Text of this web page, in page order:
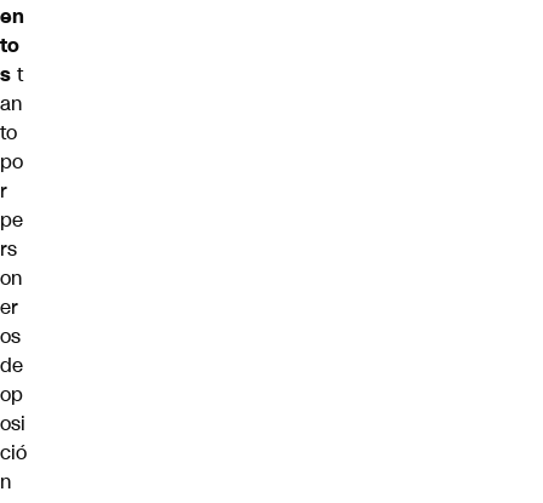
en
to
s t
an
to
po
r
pe
rs
on
er
os
de
op
osi
ció
n